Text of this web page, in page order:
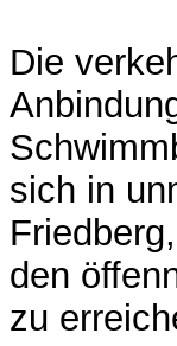
Die
sich in
den
zu